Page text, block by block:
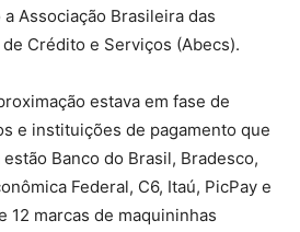
Associação Brasileira das
Crédito e Serviços (Abecs).
estava em fase de
e instituições de pagamento que
Banco do Brasil, Bradesco,
Federal, C6, Itaú, PicPay e
12 marcas de maquininhas